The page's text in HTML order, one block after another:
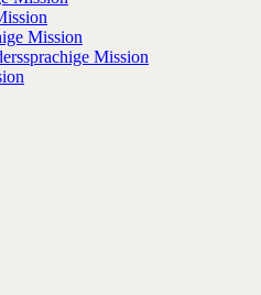
Mission
Mission